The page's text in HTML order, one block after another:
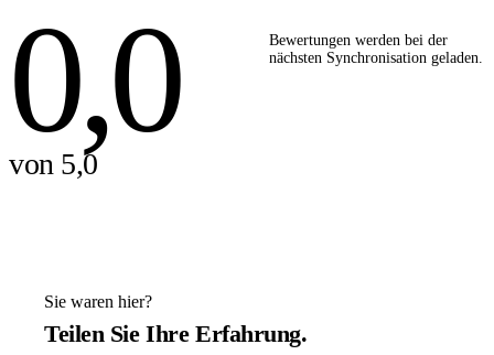
0,0
von 5,0
Bewertungen werden bei der
nächsten Synchronisation geladen.
Sie waren hier?
Teilen Sie Ihre Erfahrung.